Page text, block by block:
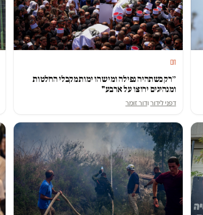
חם
״רק כשתהיה נפילה ומישהו ימות מקבלי החלטות
ומנהיגים ירוצו על ארבע"
דפני לידור ודור זומר